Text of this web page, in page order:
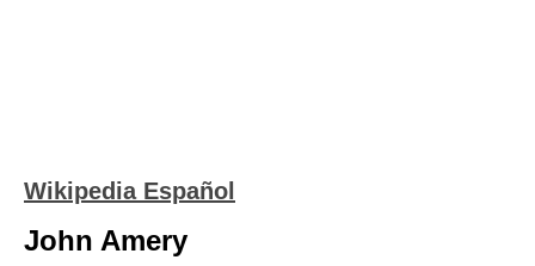
Wikipedia Español
John Amery